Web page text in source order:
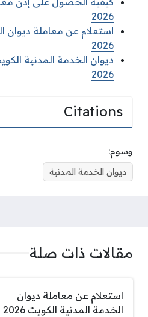
2026
استعلام عن معاملة ديوان
2026
ديوان الخدمة المدنية
2026
Citations
وسوم:
ديوان الخدمة المدنية
مقالات ذات صلة
استعلام عن معاملة ديوان
الخدمة المدنية الكويت 2026